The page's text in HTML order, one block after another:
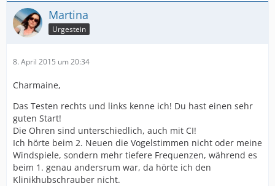
Martina
Urgestein
8. April 2015 um 20:34
Charmaine,
Das Testen rechts und links kenne ich! Du hast einen sehr
guten Start!
Die Ohren sind unterschiedlich, auch mit CI!
Ich hörte beim 2. Neuen die Vogelstimmen nicht oder meine
Windspiele, sondern mehr tiefere Frequenzen, während es
beim 1. genau andersrum war, da hörte ich den
Klinikhubschrauber nicht.